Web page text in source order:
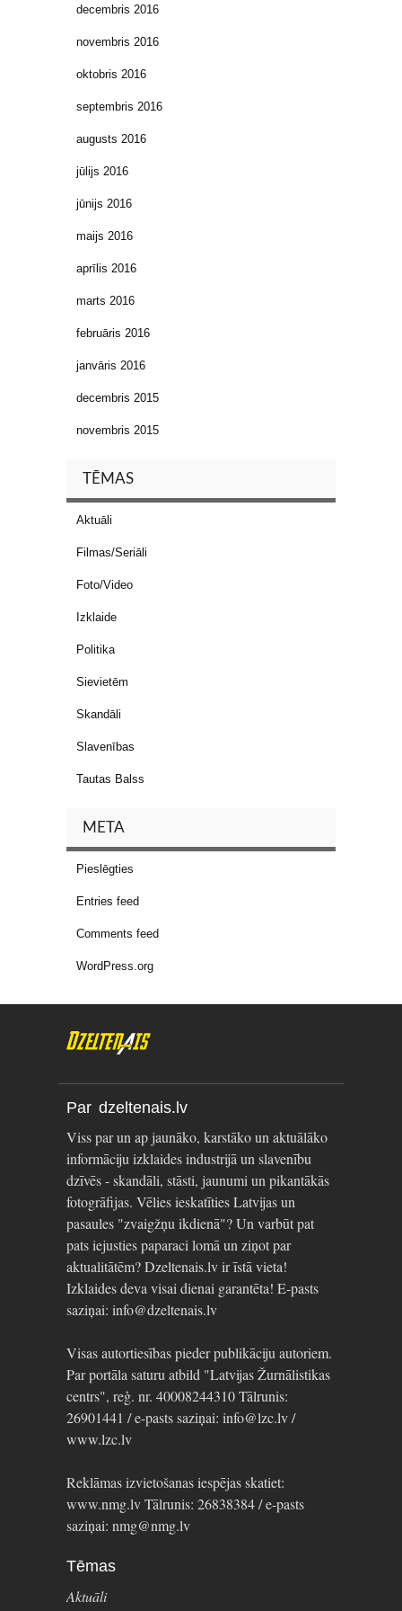
decembris 2016
novembris 2016
oktobris 2016
septembris 2016
augusts 2016
jūlijs 2016
jūnijs 2016
maijs 2016
aprīlis 2016
marts 2016
februāris 2016
janvāris 2016
decembris 2015
novembris 2015
TĒMAS
Aktuāli
Filmas/Seriāli
Foto/Video
Izklaide
Politika
Sievietēm
Skandāli
Slavenības
Tautas Balss
META
Pieslēgties
Entries feed
Comments feed
WordPress.org
Par dzeltenais.lv
Viss par un ap jaunāko, karstāko un aktuālāko
informāciju izklaides industrijā un slavenību
dzīvēs - skandāli, stāsti, jaunumi un pikantākās
fotogrāfijas. Vēlies ieskatīties Latvijas un
pasaules "zvaigžņu ikdienā"? Un varbūt pat
pats iejusties paparaci lomā un ziņot par
aktualitātēm? Dzeltenais.lv ir īstā vieta!
Izklaides deva visai dienai garantēta! E-pasts
saziņai: info@dzeltenais.lv
Visas autortiesības pieder publikāciju autoriem.
Par portāla saturu atbild "Latvijas Žurnālistikas
centrs", reģ. nr. 40008244310 Tālrunis:
26901441 / e-pasts saziņai: info@lzc.lv /
www.lzc.lv
Reklāmas izvietošanas iespējas skatiet:
www.nmg.lv Tālrunis: 26838384 / e-pasts
saziņai: nmg@nmg.lv
Tēmas
Aktuāli